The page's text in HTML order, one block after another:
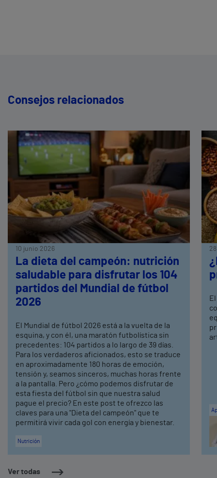
Consejos relacionados
Ver todas
10 junio 2026
La dieta del campeón: nutrición
saludable para disfrutar los 104
partidos del Mundial de fútbol
2026
El Mundial de fútbol 2026 está a la vuelta de la
esquina, y con él, una maratón futbolística sin
precedentes: 104 partidos a lo largo de 39 días.
Para los verdaderos aficionados, esto se traduce
en aproximadamente 180 horas de emoción,
tensión y, seamos sinceros, muchas horas frente
a la pantalla. Pero ¿cómo podemos disfrutar de
esta fiesta del fútbol sin que nuestra salud
pague el precio? En este post te ofrezco las
claves para una "Dieta del campeón" que te
permitirá vivir cada gol con energía y bienestar.
Nutrición